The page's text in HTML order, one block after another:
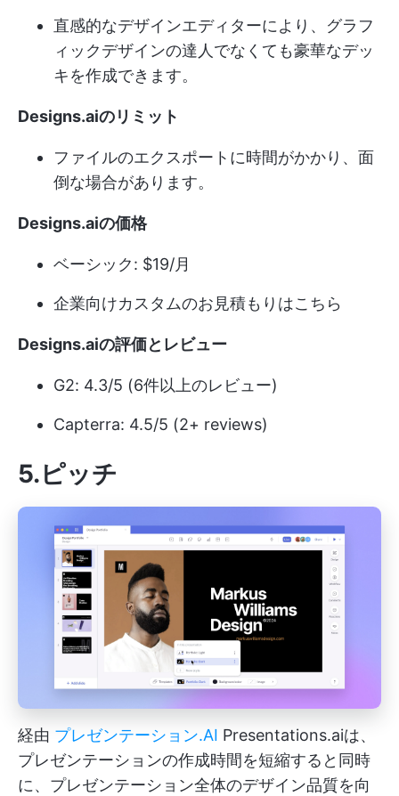
直感的なデザインエディターにより、グラフ
ィックデザインの達人でなくても豪華なデッ
キを作成できます。
Designs.aiのリミット
ファイルのエクスポートに時間がかかり、面
倒な場合があります。
Designs.aiの価格
ベーシック: $19/月
企業向けカスタムのお見積もりはこちら
Designs.aiの評価とレビュー
G2: 4.3/5 (6件以上のレビュー)
Capterra: 4.5/5 (2+ reviews)
5.ピッチ
経由 プレゼンテーション.AI Presentations.aiは、
プレゼンテーションの作成時間を短縮すると同時
に、プレゼンテーション全体のデザイン品質を向